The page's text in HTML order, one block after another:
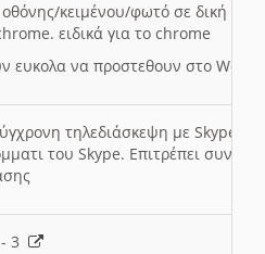
κειμένου/φωτό σε δική
ειδικά για το chrome
ευκολα να προστεθουν στο Word
τηλεδιάσκεψη με Skype
του Skype. Επιτρέπει
3